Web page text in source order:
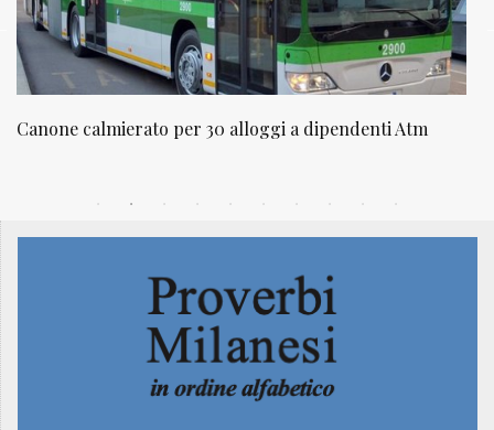
NATUROPATIA IN BREVE 20/01